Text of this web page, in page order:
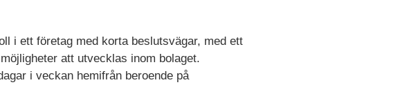
i ett företag med korta beslutsvägar, med ett
att utvecklas inom bolaget.
i veckan hemifrån beroende på